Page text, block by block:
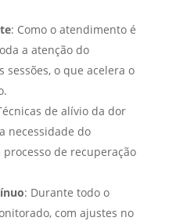
: Como o atendimento é
a atenção do
o que acelera o
de alívio da dor
necessidade do
de recuperação
: Durante todo o
com ajustes no